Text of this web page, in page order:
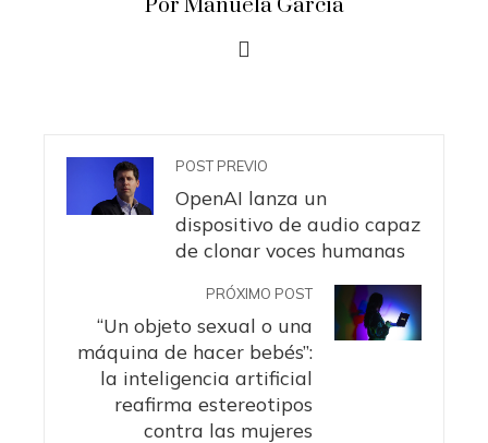
Por Manuela García
POST PREVIO
OpenAI lanza un
dispositivo de audio capaz
de clonar voces humanas
PRÓXIMO POST
“Un objeto sexual o una
máquina de hacer bebés”:
la inteligencia artificial
reafirma estereotipos
contra las mujeres